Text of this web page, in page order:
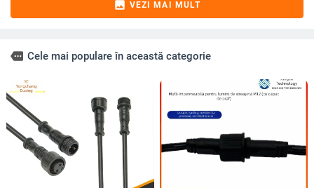
image VEZI MAI MULT
more Cele mai populare în această categorie